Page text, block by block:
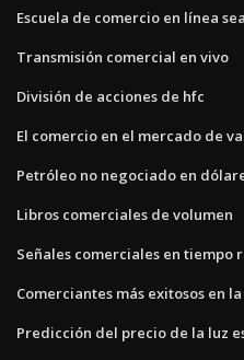
Escuela de comercio en línea
Transmisión comercial en vivo
División de acciones de hfc
El comercio en el mercado de
Petróleo no negociado en
Libros comerciales de volumen
Señales comerciales en tiempo
Comerciantes más exitosos en
Predicción del precio de la luz